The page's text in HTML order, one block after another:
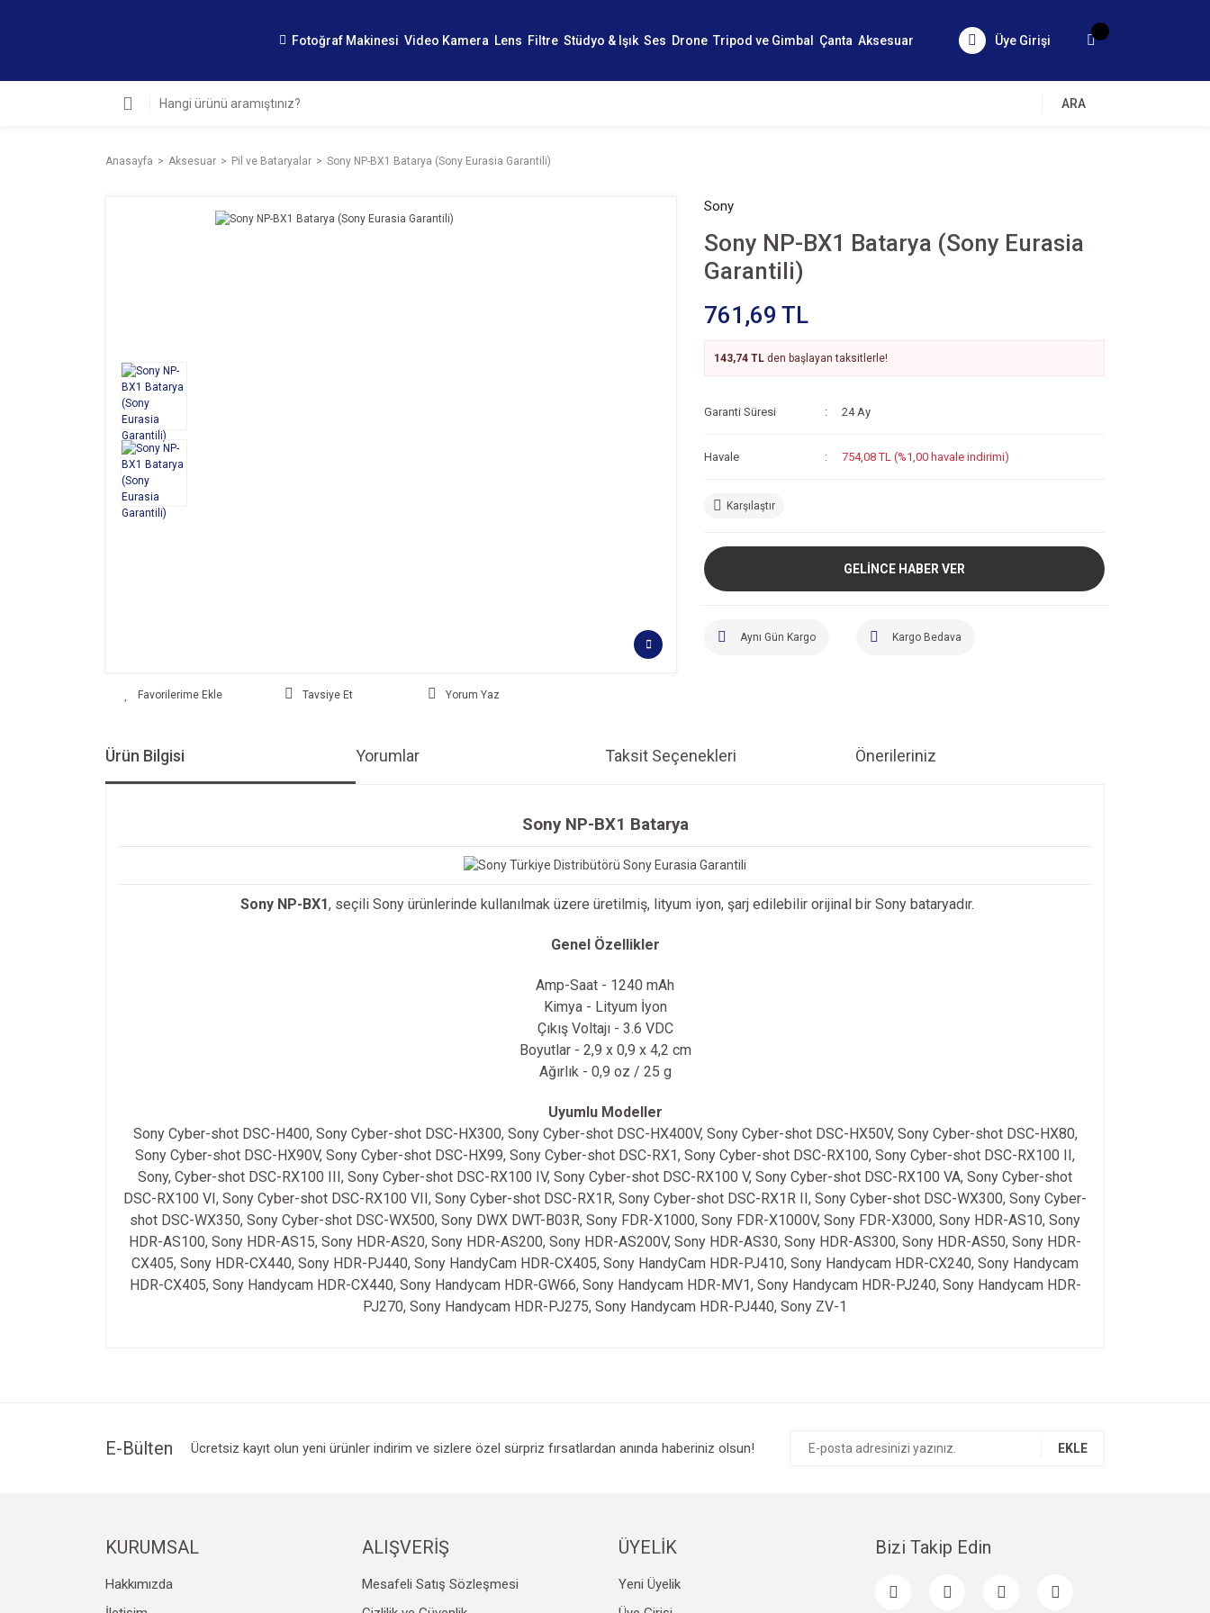
Fotoğraf Makinesi Video Kamera Lens Filtre Stüdyo & Işık Ses Drone Tripod ve Gimbal Çanta Aksesuar Üye Girişi
ARA
Anasayfa Aksesuar Pil ve Bataryalar Sony NP-BX1 Batarya (Sony Eurasia Garantili)
Tavsiye Et Yorum Yaz
Sony
Sony NP-BX1 Batarya (Sony Eurasia
Garantili)
761,69 TL
143,74 TL den başlayan taksitlerle!
Garanti Süresi 24 Ay
Havale 754,08 TL (%1,00 havale indirimi)
Karşılaştır
GELİNCE HABER VER
Aynı Gün Kargo Kargo Bedava
Ürün Bilgisi Yorumlar Taksit Seçenekleri Önerileriniz
Sony NP-BX1 Batarya
Sony NP-BX1, seçili Sony ürünlerinde kullanılmak üzere üretilmiş, lityum iyon, şarj edilebilir orijinal bir Sony bataryadır.
Genel Özellikler
Amp-Saat - 1240 mAh
Kimya - Lityum İyon
Çıkış Voltajı - 3.6 VDC
Boyutlar - 2,9 x 0,9 x 4,2 cm
Ağırlık - 0,9 oz / 25 g
Uyumlu Modeller
Sony Cyber-shot DSC-H400, Sony Cyber-shot DSC-HX300, Sony Cyber-shot DSC-HX400V, Sony Cyber-shot DSC-HX50V, Sony Cyber-shot DSC-HX80,
Sony Cyber-shot DSC-HX90V, Sony Cyber-shot DSC-HX99, Sony Cyber-shot DSC-RX1, Sony Cyber-shot DSC-RX100, Sony Cyber-shot DSC-RX100 II,
Sony, Cyber-shot DSC-RX100 III, Sony Cyber-shot DSC-RX100 IV, Sony Cyber-shot DSC-RX100 V, Sony Cyber-shot DSC-RX100 VA, Sony Cyber-shot
DSC-RX100 VI, Sony Cyber-shot DSC-RX100 VII, Sony Cyber-shot DSC-RX1R, Sony Cyber-shot DSC-RX1R II, Sony Cyber-shot DSC-WX300, Sony Cyber-
shot DSC-WX350, Sony Cyber-shot DSC-WX500, Sony DWX DWT-B03R, Sony FDR-X1000, Sony FDR-X1000V, Sony FDR-X3000, Sony HDR-AS10, Sony
HDR-AS100, Sony HDR-AS15, Sony HDR-AS20, Sony HDR-AS200, Sony HDR-AS200V, Sony HDR-AS30, Sony HDR-AS300, Sony HDR-AS50, Sony HDR-
CX405, Sony HDR-CX440, Sony HDR-PJ440, Sony HandyCam HDR-CX405, Sony HandyCam HDR-PJ410, Sony Handycam HDR-CX240, Sony Handycam
HDR-CX405, Sony Handycam HDR-CX440, Sony Handycam HDR-GW66, Sony Handycam HDR-MV1, Sony Handycam HDR-PJ240, Sony Handycam HDR-
PJ270, Sony Handycam HDR-PJ275, Sony Handycam HDR-PJ440, Sony ZV-1
Ürün bilgilerinde hatalar bulunuyor.
E-Bülten Ücretsiz kayıt olun yeni ürünler indirim ve sizlere özel sürpriz fırsatlardan anında haberiniz olsun! EKLE
KURUMSAL
Hakkımızda
ALIŞVERİŞ
Mesafeli Satış Sözleşmesi
ÜYELİK
Yeni Üyelik
Bizi Takip Edin